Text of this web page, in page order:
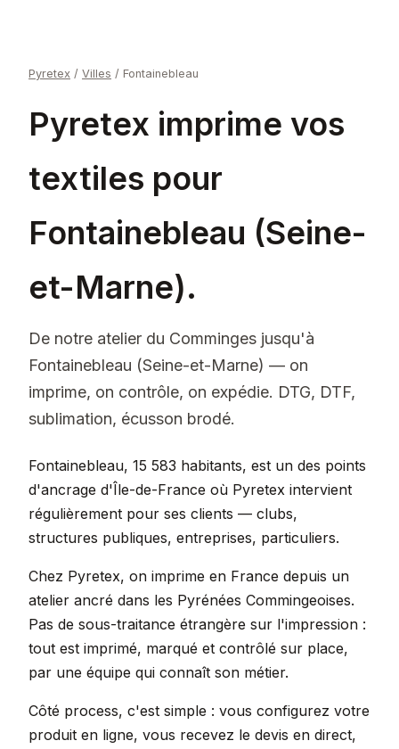
Pyretex / Villes / Fontainebleau
Pyretex imprime vos
textiles pour
Fontainebleau (Seine-
et-Marne).
De notre atelier du Comminges jusqu'à
Fontainebleau (Seine-et-Marne) — on
imprime, on contrôle, on expédie. DTG, DTF,
sublimation, écusson brodé.
Fontainebleau, 15 583 habitants, est un des points
d'ancrage d'Île-de-France où Pyretex intervient
régulièrement pour ses clients — clubs,
structures publiques, entreprises, particuliers.
Chez Pyretex, on imprime en France depuis un
atelier ancré dans les Pyrénées Commingeoises.
Pas de sous-traitance étrangère sur l'impression :
tout est imprimé, marqué et contrôlé sur place,
par une équipe qui connaît son métier.
Côté process, c'est simple : vous configurez votre
produit en ligne, vous recevez le devis en direct,